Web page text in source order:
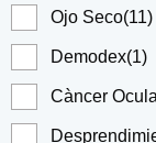
Ojo Seco(11)
Demodex(1)
Càncer